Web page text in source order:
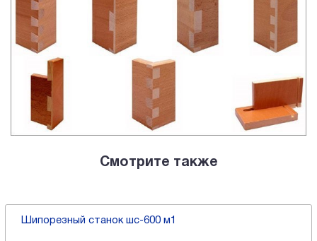
Смотрите также
Шипорезный станок шс-600 м1